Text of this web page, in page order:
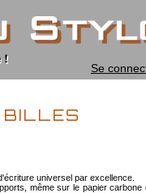
Se
universel par excellence.
même sur le papier carbone